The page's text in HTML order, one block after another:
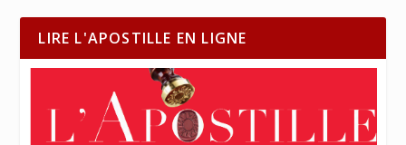
LIRE L'APOSTILLE EN LIGNE